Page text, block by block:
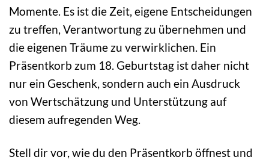
Momente. Es ist die Zeit, eigene Entscheidungen
zu treffen, Verantwortung zu übernehmen und
die eigenen Träume zu verwirklichen. Ein
Präsentkorb zum 18. Geburtstag ist daher nicht
nur ein Geschenk, sondern auch ein Ausdruck
von Wertschätzung und Unterstützung auf
diesem aufregenden Weg.
Stell dir vor, wie du den Präsentkorb öffnest und